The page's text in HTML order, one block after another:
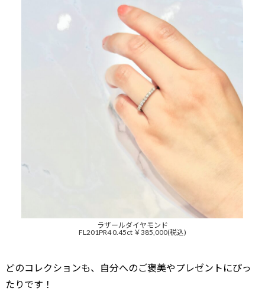
ラザールダイヤモンド
FL201PR4 0.45ct ￥385,000(税込)
どのコレクションも、自分へのご褒美やプレゼントにぴっ
たりです！